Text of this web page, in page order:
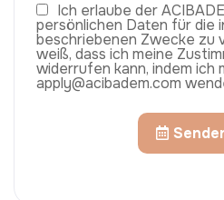
Ich erlaube der
persönlichen Daten für die
beschriebenen Zwecke zu
weiß, dass ich meine
widerrufen kann, indem ich
apply@acibadem.com